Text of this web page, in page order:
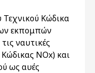
Κώδικα
εκπομπών
ναυτικές
NOx) και
ως αυές